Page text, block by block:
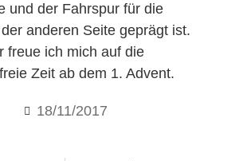
und der Fahrspur für die
anderen Seite geprägt ist.
freue ich mich auf die
Zeit ab dem 1. Advent.
18/11/2017